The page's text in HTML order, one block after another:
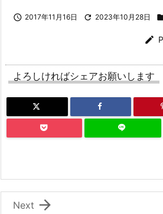
 2017年11月16日  2023年10月28日

よろしければシェアお願いします

Next